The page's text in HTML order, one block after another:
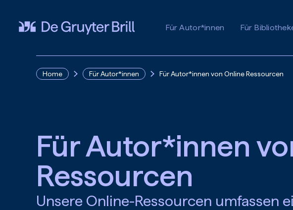
Für Autor*innen
Für
Home Für Autor*innen Für Autor*innen von Online Ressourcen
Für Autor*innen
Ressourcen
Unsere Online-Ressourcen umfassen